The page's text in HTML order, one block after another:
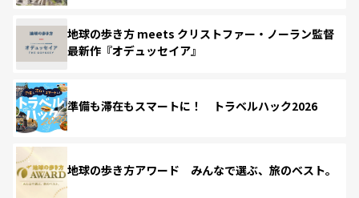
地球の歩き方 meets クリストファー・ノーラン監督
最新作『オデュッセイア』
準備も滞在もスマートに！ トラベルハック2026
地球の歩き方アワード みんなで選ぶ、旅のベスト。